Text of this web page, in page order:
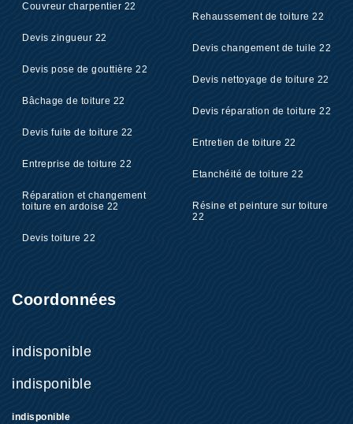
Couvreur charpentier 22
Devis zingueur 22
Devis pose de gouttière 22
Bâchage de toiture 22
Devis fuite de toiture 22
Entreprise de toiture 22
Réparation et changement
toiture en ardoise 22
Devis toiture 22
Rehaussement de toiture 22
Devis changement de tuile 22
Devis nettoyage de toiture 22
Devis réparation de toiture 22
Entretien de toiture 22
Etanchéité de toiture 22
Résine et peinture sur toiture
22
Coordonnées
indisponible
indisponible
indisponible